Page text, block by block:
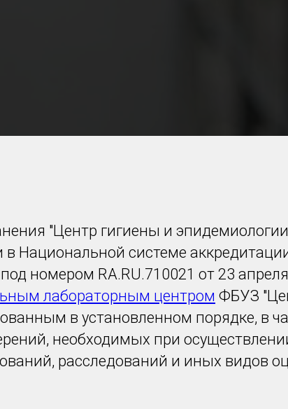
"Центр гигиены и
Национальной системе
номером RA.RU.710021 от 23
лабораторным центром ФБУЗ
в установленном порядке, в
необходимых при
расследований и иных видов